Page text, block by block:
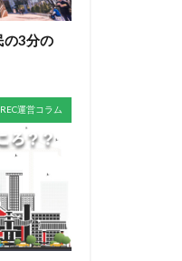
の3分の
運営コラム